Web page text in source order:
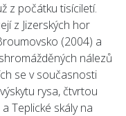
z počátku tisíciletí.
z Jizerských hor
(2004) a
nálezů
se v současnosti
rysa, čtvrtou
Teplické skály na